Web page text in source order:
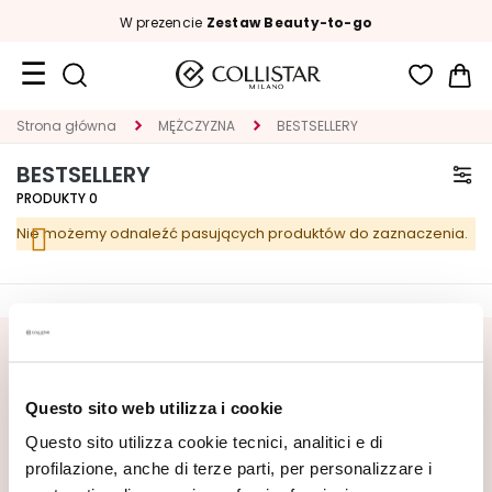
Questo sito web utilizza i cookie
Questo sito utilizza cookie tecnici, analitici e di
profilazione, anche di terze parti, per personalizzare i
W prezencie Zestaw Beauty-to-go
Format
Nowości
TWARZ
T
E
O
R
Strona główna MĘŻCZYZNA BESTSELLERY
BESTSELLERY
PRODUKTY0
Nie możemy odnaleźć pasujących produktów do zaznaczenia.
ZAPISZ SIĘ DO NEWSLETTERA
Czekają na Ciebie nowości, oferty specjalne i wyjątkowe
treści! Otrzymaj także ofertę powitalną: 20% zniżki na
pierwsze zamówienie.